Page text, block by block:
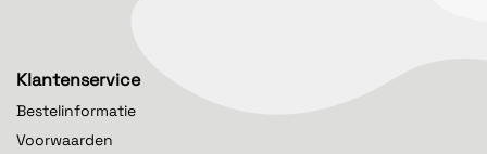
Klantenservice
Bestelinformatie
Voorwaarden